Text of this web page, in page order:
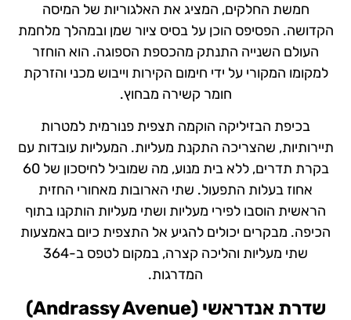
חמשת החלקים, המציג את האלגוריות של המיסה
הקדושה. הפסיפס הוכן על בסיס ציור שמן ובמהלך מלחמת
העולם השנייה התנתק מהכספת הספוגה. הוא הוחזר
למקומו המקורי על ידי חימום הקירות וייבוש מכני והזרקת
חומר קשירה מבחוץ.
בכיפת הבזיליקה הוקמה תצפית פנורמית למטרות
תיירותיות, שהצריכה התקנת מעליות. המעליות עובדות עם
בקרת תדרים, ללא בית מנוע, מה שמוביל לחיסכון של 60
אחוז בעלות התפעול. שתי הארובות מאחורי החזית
הראשית הוסבו לפירי מעליות ושתי מעליות הותקנו בתוף
הכיפה. מבקרים יכולים להגיע אל התצפית כיום באמצעות
שתי מעליות והליכה קצרה, במקום לטפס ב-364
המדרגות.
שדרת אנדראשי (Andrassy Avenue
)